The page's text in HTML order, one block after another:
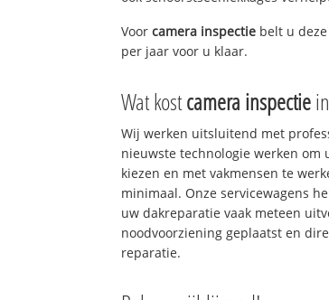
Voorcamera inspectie belt u
per jaar voor u klaar.
Wat kostcamera inspectie
Wij werken uitsluitend met
nieuwste technologie werken om
kiezen en met vakmensen te
minimaal. Onze servicewagens
uw dakreparatie vaak meteen
noodvoorziening geplaatst en
reparatie.